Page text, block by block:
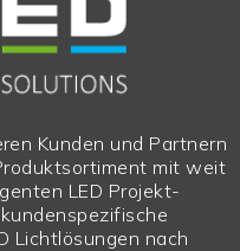
Kunden und Partnern
mit weit
LED Projekt-
Lichtlösungen nach